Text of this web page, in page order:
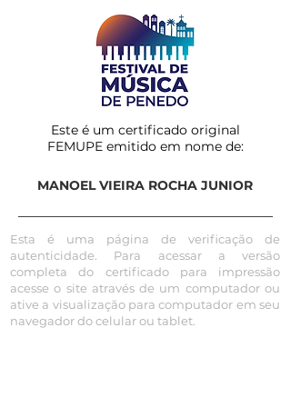
Este é um certificado original
FEMUPE emitido em nome de:
MANOEL VIEIRA ROCHA JUNIOR
Esta é uma página de verificação de
autenticidade. Para acessar a versão
completa do certificado para impressão
acesse o site através de um computador ou
ative a visualização para computador em seu
navegador do celular ou tablet.